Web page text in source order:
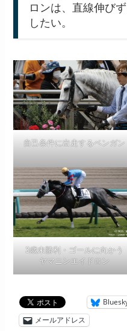
ロンは、直線伸び
したい。
自己条件に出走するベンガン
3歳未勝利・ゴールに向かう
ヤマニンエイドロン
メールアドレス